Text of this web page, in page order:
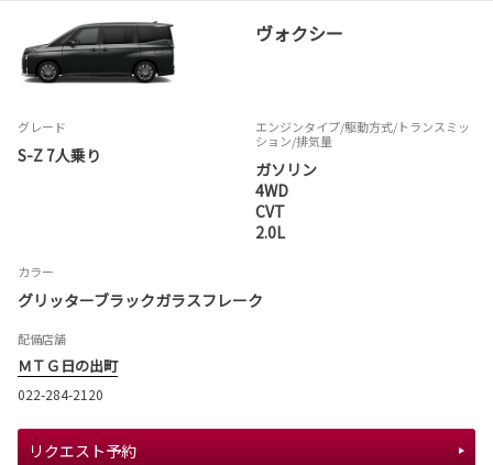
ヴォクシー
グレード
S-Z 7人乗り
エンジンタイプ/駆動方式/トランスミッ
ション/排気量
ガソリン
4WD
CVT
2.0L
カラー
グリッターブラックガラスフレーク
配備店舗
ＭＴＧ日の出町
022-284-2120
リクエスト予約